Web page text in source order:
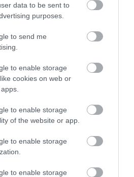
data to be sent to
purposes.
to send me
to enable storage
cookies on web or
to enable storage
of the website or app.
to enable storage
to enable storage
0
finom volt.
voltak és
mennyire
el senkit hogy zord
Bent a kiülőtől leesett
Mindenkinek
Jelentés